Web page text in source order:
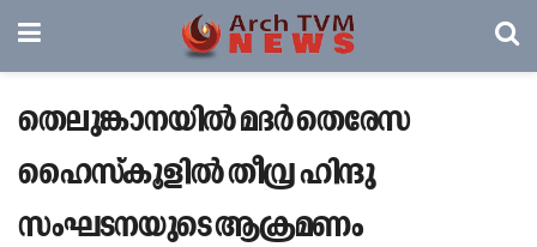
തെലുങ്കാനയിൽ മദർ തെരേസ
ഹൈസ്‌കൂളിൽ തീവ്ര ഹിന്ദു
സംഘടനയുടെ ആക്രമണം